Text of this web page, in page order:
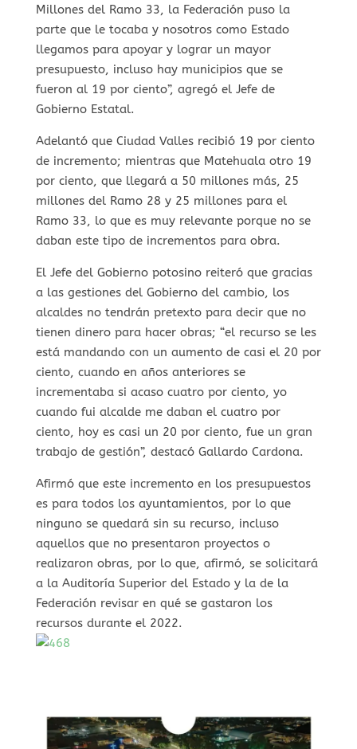
Millones del Ramo 33, la Federación puso la
parte que le tocaba y nosotros como Estado
llegamos para apoyar y lograr un mayor
presupuesto, incluso hay municipios que se
fueron al 19 por ciento”, agregó el Jefe de
Gobierno Estatal.
Adelantó que Ciudad Valles recibió 19 por ciento
de incremento; mientras que Matehuala otro 19
por ciento, que llegará a 50 millones más, 25
millones del Ramo 28 y 25 millones para el
Ramo 33, lo que es muy relevante porque no se
daban este tipo de incrementos para obra.
El Jefe del Gobierno potosino reiteró que gracias
a las gestiones del Gobierno del cambio, los
alcaldes no tendrán pretexto para decir que no
tienen dinero para hacer obras; “el recurso se les
está mandando con un aumento de casi el 20 por
ciento, cuando en años anteriores se
incrementaba si acaso cuatro por ciento, yo
cuando fui alcalde me daban el cuatro por
ciento, hoy es casi un 20 por ciento, fue un gran
trabajo de gestión”, destacó Gallardo Cardona.
Afirmó que este incremento en los presupuestos
es para todos los ayuntamientos, por lo que
ninguno se quedará sin su recurso, incluso
aquellos que no presentaron proyectos o
realizaron obras, por lo que, afirmó, se solicitará
a la Auditoría Superior del Estado y la de la
Federación revisar en qué se gastaron los
recursos durante el 2022.